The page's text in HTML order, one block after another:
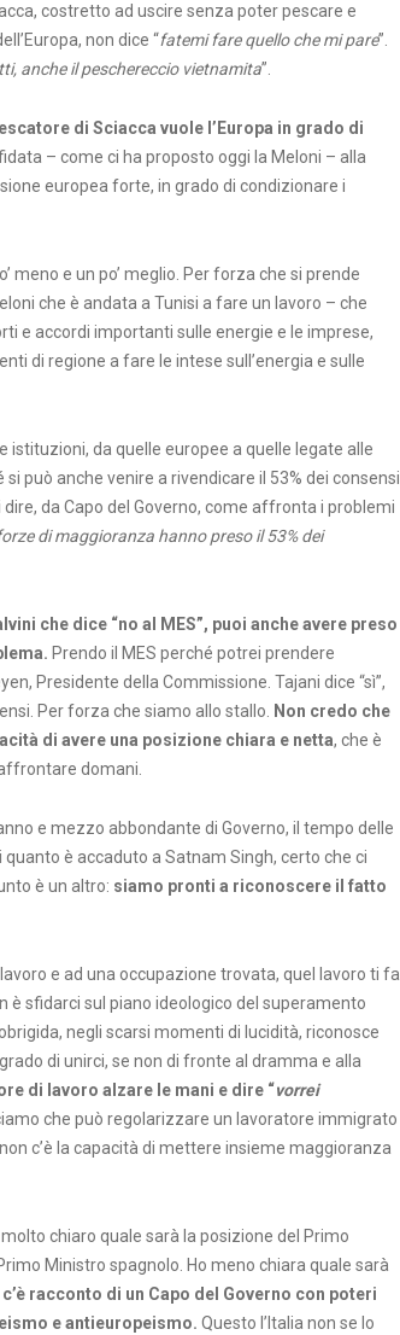
costretto ad uscire senza poter pescare e
non dice “fatemi fare quello che mi pare”.
anche il peschereccio vietnamita”.
di Sciacca vuole l’Europa in grado di
– come ci ha proposto oggi la Meloni – alla
europea forte, in grado di condizionare i
meno e un po’ meglio. Per forza che si prende
che è andata a Tunisi a fare un lavoro – che
e accordi importanti sulle energie e le imprese,
di regione a fare le intese sull’energia e sulle
istituzioni, da quelle europee a quelle legate alle
può anche venire a rivendicare il 53% dei consensi
da Capo del Governo, come affronta i problemi
di maggioranza hanno preso il 53% dei
che dice “no al MES”, puoi anche avere preso
Prendo il MES perché potrei prendere
Presidente della Commissione. Tajani dice “sì”,
Per forza che siamo allo stallo.
Non credo che
di avere una posizione chiara e netta, che è
domani.
e mezzo abbondante di Governo, il tempo delle
è accaduto a Satnam Singh, certo che ci
è un altro: siamo pronti a riconoscere il fatto
e ad una occupazione trovata, quel lavoro ti fa
è sfidarci sul piano ideologico del superamento
negli scarsi momenti di lucidità, riconosce
di unirci, se non di fronte al dramma e alla
di lavoro alzare le mani e dire “vorrei
che può regolarizzare un lavoratore immigrato
c’è la capacità di mettere insieme maggioranza
chiaro quale sarà la posizione del Primo
Ministro spagnolo. Ho meno chiara quale sarà
racconto di un Capo del Governo con poteri
e antieuropeismo. Questo l’Italia non se lo